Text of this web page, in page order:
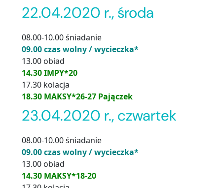
22.04.2020 r., środa
08.00-10.00 śniadanie
09.00 czas wolny / wycieczka*
13.00 obiad
14.30 IMPY*20
17.30 kolacja
18.30 MAKSY*26-27 Pajączek
23.04.2020 r., czwartek
08.00-10.00 śniadanie
09.00 czas wolny / wycieczka*
13.00 obiad
14.30 MAKSY*18-20